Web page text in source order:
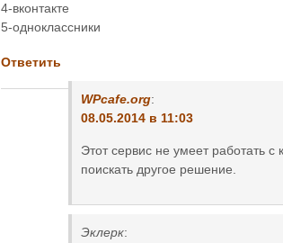
4-вконтакте
5-одноклассники
Ответить
WPcafe.org:
08.05.2014 в 11:03
Этот сервис не умеет работать
поискать другое решение.
Эклерк: